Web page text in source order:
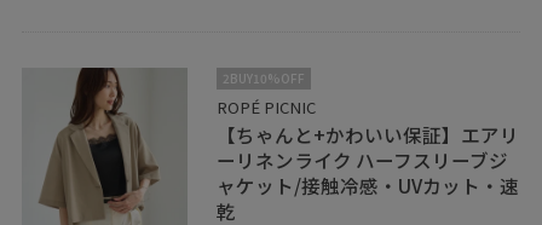
2BUY10%OFF
ROPÉ PICNIC
【ちゃんと+かわいい保証】エアリ
ーリネンライク ハーフスリーブジ
ャケット/接触冷感・UVカット・速
乾